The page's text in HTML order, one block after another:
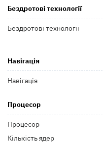
Бездротові технології
Бездротові технології
Навігація
Навігація
Процесор
Процесор
Кількість ядер